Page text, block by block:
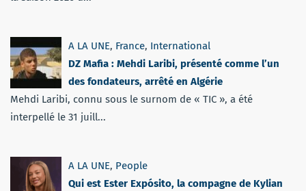
A LA UNE, France, International
DZ Mafia : Mehdi Laribi, présenté comme l’un
des fondateurs, arrêté en Algérie
Mehdi Laribi, connu sous le surnom de « TIC », a été
interpellé le 31 juill...
A LA UNE, People
Qui est Ester Expósito, la compagne de Kylian